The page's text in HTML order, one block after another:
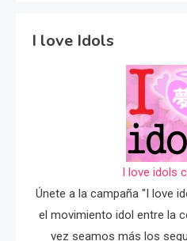
I love Idols
I love idols
Únete a la campaña "I love
el movimiento idol entre la
vez seamos más los